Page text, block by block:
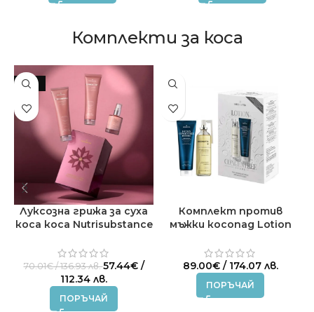
Комплекти за коса
-18%
Луксозна грижа за суха
коса коса Nutrisubstance
70.01€/ 136.93 лв.Original
price
was:
70.01€
57.44€/
112.34 лв.Текущата
цена
е:
ПОРЪЧАЙ
Комплект против
мъжки косопад Lotion
89.00€/ 174.07 лв.
ПОРЪЧАЙ